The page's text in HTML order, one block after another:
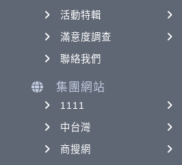
活動特輯
滿意度調查
聯絡我們
集團網站
1111
中台灣
商搜網